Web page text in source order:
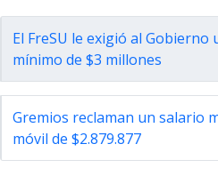
El FreSU le exigió al Gobierno
mínimo de $3 millones
Gremios reclaman un salario
móvil de $2.879.877